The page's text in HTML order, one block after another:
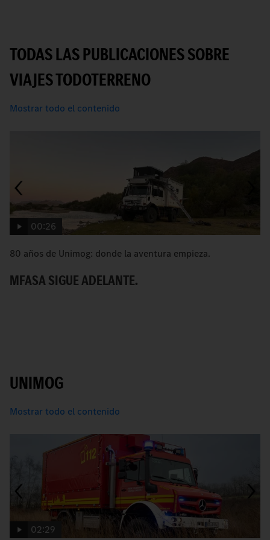
TODAS LAS PUBLICACIONES SOBRE
VIAJES TODOTERRENO
Mostrar todo el contenido
00:26
80 años de Unimog: donde la aventura empieza.
MFASA SIGUE ADELANTE.
UNIMOG
Mostrar todo el contenido
02:29